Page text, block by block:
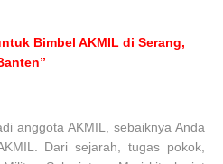
Bimbel AKMIL di Serang,
anggota AKMIL, sebaiknya Anda
Dari sejarah, tugas pokok,